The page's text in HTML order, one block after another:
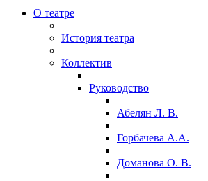
О театре
История театра
Коллектив
Руководство
Абелян Л. В.
Горбачева А.А.
Доманова О. В.